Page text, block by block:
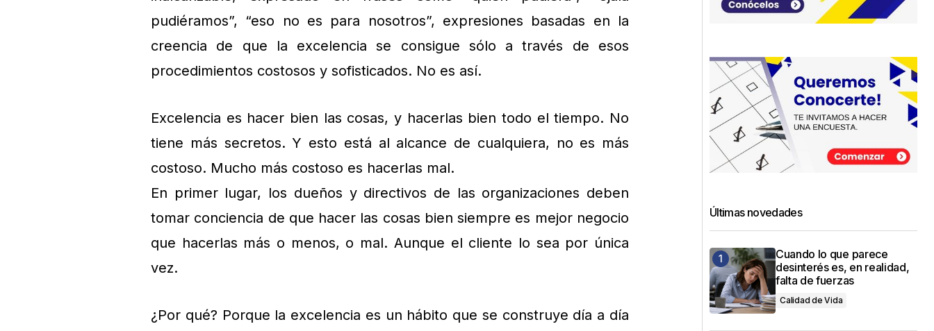
pudiéramos”, “eso no es para nosotros”, expresiones basadas en la
creencia de que la excelencia se consigue sólo a través de esos
procedimientos costosos y sofisticados. No es así.
Excelencia es hacer bien las cosas, y hacerlas bien todo el tiempo. No
tiene más secretos. Y esto está al alcance de cualquiera, no es más
costoso. Mucho más costoso es hacerlas mal.
En primer lugar, los dueños y directivos de las organizaciones deben
tomar conciencia de que hacer las cosas bien siempre es mejor negocio
que hacerlas más o menos, o mal. Aunque el cliente lo sea por única
vez.
¿Por qué? Porque la excelencia es un hábito que se construye día a día
Últimas novedades
Cuando lo que parece
desinterés es, en realidad,
falta de fuerzas
Calidad de Vida